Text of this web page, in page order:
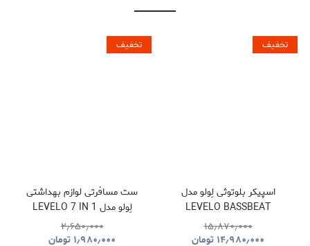
تخفیف
اسپیکر بلوتوثی لِولو مدل
LEVELO BASSBEAT
PORTABLE SPEAKER WITH
LED DISPLAY
۱۵٫۸۷۰٫۰۰۰
۱۴٫۹۸۰٫۰۰۰ تومان
تخفیف
ست مسافرتی لوازم بهداشتی
لِولو مدل LEVELO 7 IN 1
TRAVEL ESSENTIAL KIT
NOMAD
۲٫۶۵۰٫۰۰۰
۱٫۹۸۰٫۰۰۰ تومان